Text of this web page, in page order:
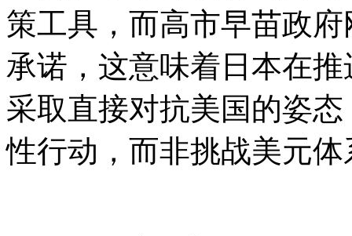
策工具，而高市早苗政
承诺，这意味着日本在
采取直接对抗美国的姿
性行动，而非挑战美元体